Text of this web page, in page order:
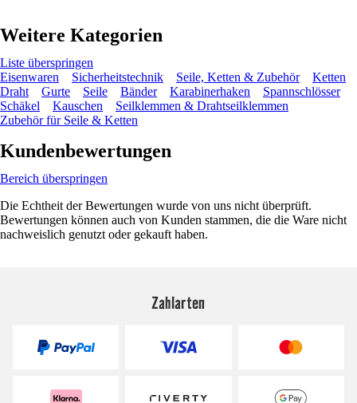
Weitere Kategorien
Liste überspringen
Eisenwaren
Sicherheitstechnik Seile, Ketten & Zubehör
Ketten
Draht
Gurte Seile Bänder Karabinerhaken
Spannschlösser
Schäkel
Kauschen
Seilklemmen & Drahtseilklemmen
Zubehör für Seile & Ketten
Kundenbewertungen
Bereich überspringen
Die Echtheit der Bewertungen wurde von uns nicht überprüft.
Bewertungen können auch von Kunden stammen, die die Ware nicht
nachweislich genutzt oder gekauft haben.
Zahlarten